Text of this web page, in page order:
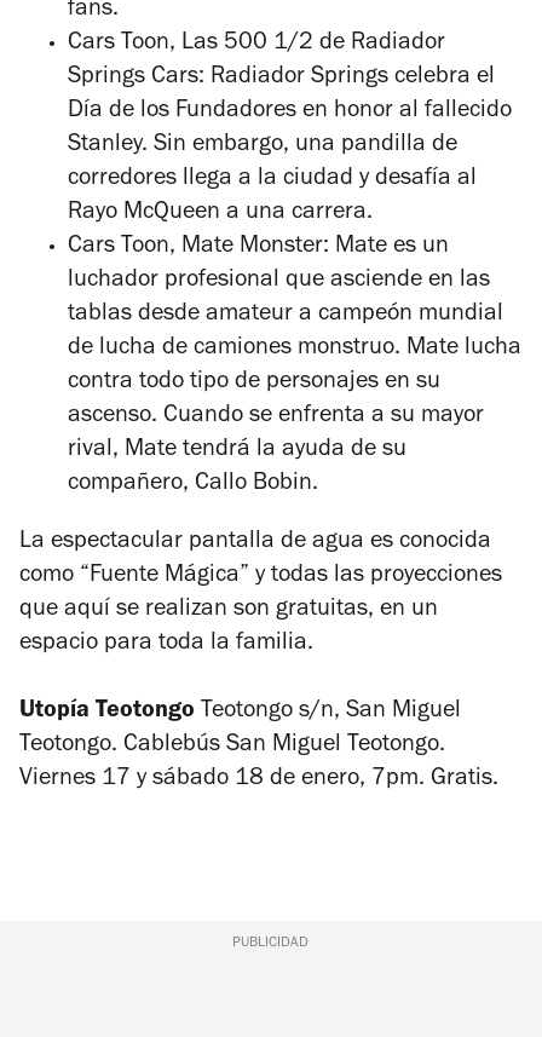
fans.
Cars Toon, Las 500 1/2 de Radiador
Springs Cars: Radiador Springs celebra el
Día de los Fundadores en honor al fallecido
Stanley. Sin embargo, una pandilla de
corredores llega a la ciudad y desafía al
Rayo McQueen a una carrera.
Cars Toon, Mate Monster: Mate es un
luchador profesional que asciende en las
tablas desde amateur a campeón mundial
de lucha de camiones monstruo. Mate lucha
contra todo tipo de personajes en su
ascenso. Cuando se enfrenta a su mayor
rival, Mate tendrá la ayuda de su
compañero, Callo Bobin.
La espectacular pantalla de agua es conocida
como “Fuente Mágica” y todas las proyecciones
que aquí se realizan son gratuitas, en un
espacio para toda la familia.
Utopía Teotongo Teotongo s/n, San Miguel
Teotongo. Cablebús San Miguel Teotongo.
Viernes 17 y sábado 18 de enero, 7pm. Gratis.
PUBLICIDAD